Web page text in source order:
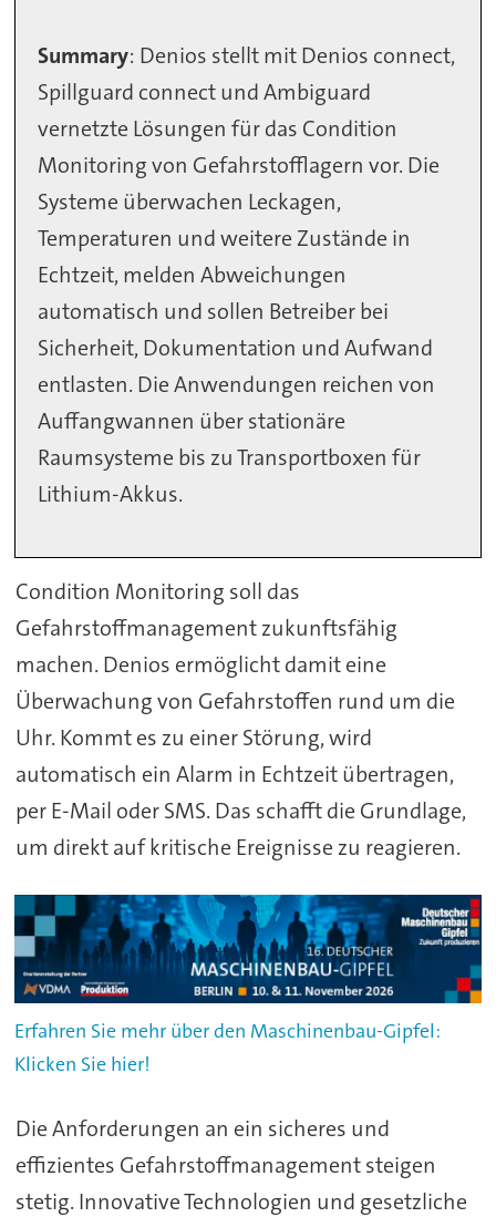
Summary: Denios stellt mit Denios connect,
Spillguard connect und Ambiguard
vernetzte Lösungen für das Condition
Monitoring von Gefahrstofflagern vor. Die
Systeme überwachen Leckagen,
Temperaturen und weitere Zustände in
Echtzeit, melden Abweichungen
automatisch und sollen Betreiber bei
Sicherheit, Dokumentation und Aufwand
entlasten. Die Anwendungen reichen von
Auffangwannen über stationäre
Raumsysteme bis zu Transportboxen für
Lithium-Akkus.
Condition Monitoring soll das
Gefahrstoffmanagement zukunftsfähig
machen. Denios ermöglicht damit eine
Überwachung von Gefahrstoffen rund um die
Uhr. Kommt es zu einer Störung, wird
automatisch ein Alarm in Echtzeit übertragen,
per E-Mail oder SMS. Das schafft die Grundlage,
um direkt auf kritische Ereignisse zu reagieren.
Erfahren Sie mehr über den Maschinenbau-Gipfel:
Klicken Sie hier!
Die Anforderungen an ein sicheres und
effizientes Gefahrstoffmanagement steigen
stetig. Innovative Technologien und gesetzliche